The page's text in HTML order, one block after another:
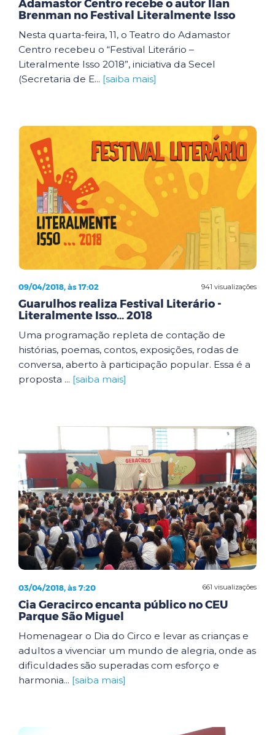
Adamastor Centro recebe o autor Ilan
Brenman no Festival Literalmente Isso
Nesta quarta-feira, 11, o Teatro do Adamastor
Centro recebeu o “Festival Literário –
Literalmente Isso 2018”, iniciativa da Secel
(Secretaria de E... [saiba mais]
941 visualizações
09/04/2018, às 17:02
Guarulhos realiza Festival Literário -
Literalmente Isso... 2018
Uma programação repleta de contação de
histórias, poemas, contos, exposições, rodas de
conversa, aberto à participação popular. Essa é a
proposta ... [saiba mais]
661 visualizações
03/04/2018, às 7:20
Cia Geracirco encanta público no CEU
Parque São Miguel
Homenagear o Dia do Circo e levar as crianças e
adultos a vivenciar um mundo de alegria, onde as
dificuldades são superadas com esforço e
harmonia... [saiba mais]